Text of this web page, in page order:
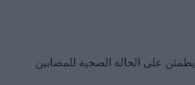
يطمئن على الحالة الصحية للمصابين